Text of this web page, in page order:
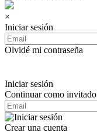
×
Iniciar sesión
Olvidé mi contraseña
Iniciar sesión
Continuar como invitado
Crear una cuenta